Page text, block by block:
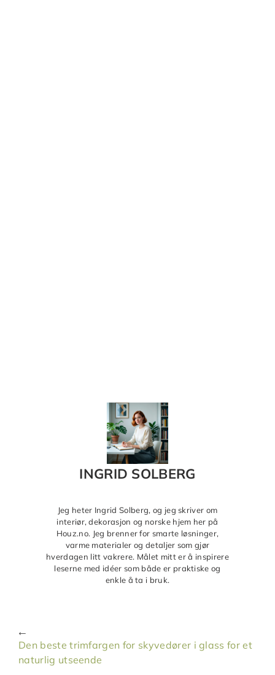
INGRID SOLBERG
Jeg heter Ingrid Solberg, og jeg skriver om
interiør, dekorasjon og norske hjem her på
Houz.no. Jeg brenner for smarte løsninger,
varme materialer og detaljer som gjør
hverdagen litt vakrere. Målet mitt er å inspirere
leserne med idéer som både er praktiske og
enkle å ta i bruk.
Den beste trimfargen for skyvedører i glass for et
naturlig utseende